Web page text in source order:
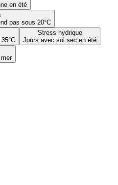
en été
pas sous 20°C
Stress hydrique
Jours avec sol sec en été